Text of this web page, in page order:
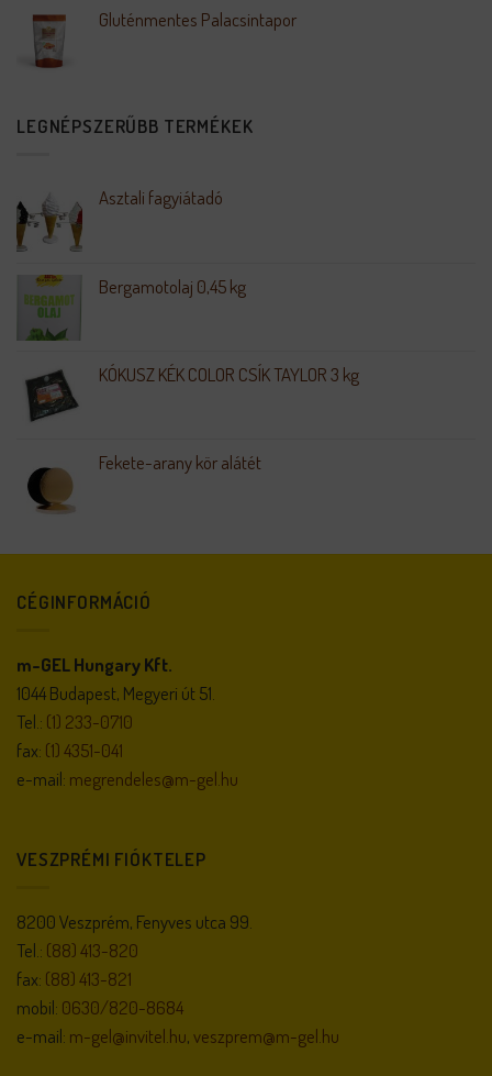
Gluténmentes Palacsintapor
LEGNÉPSZERŰBB TERMÉKEK
Asztali fagyiátadó
Bergamotolaj 0,45 kg
KÓKUSZ KÉK COLOR CSÍK TAYLOR 3 kg
Fekete-arany kör alátét
CÉGINFORMÁCIÓ
m-GEL Hungary Kft.
1044 Budapest, Megyeri út 51.
Tel.: (1) 233-0710
fax: (1) 4351-041
e-mail: megrendeles@m-gel.hu
VESZPRÉMI FIÓKTELEP
8200 Veszprém, Fenyves utca 99.
Tel.: (88) 413-820
fax: (88) 413-821
mobil: 0630/820-8684
e-mail: m-gel@invitel.hu,veszprem@m-gel.hu